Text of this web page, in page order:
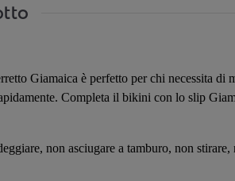
Giamaica è perfetto per chi necessita
Completa il bikini con lo slip
non asciugare a tamburo, non stirare,